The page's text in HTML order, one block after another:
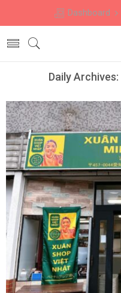
Dashboard
Daily Archives: